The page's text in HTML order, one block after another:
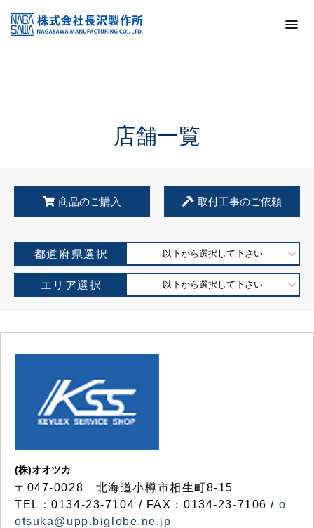
KSS加盟店・取扱店情報
店舗一覧
店舗一覧
商品のご購入 取付工事のご依頼
都道府県選択 以下から選択して下さい
エリア選択 以下から選択して下さい
(株)オオツカ
〒047-0028 北海道小樽市相生町8-15
TEL：0134-23-7104 / FAX：0134-23-7106 / o
otsuka@upp.biglobe.ne.jp